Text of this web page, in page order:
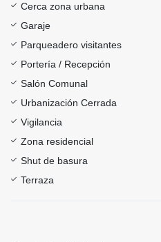
Cerca zona urbana
Garaje
Parqueadero visitantes
Portería / Recepción
Salón Comunal
Urbanización Cerrada
Vigilancia
Zona residencial
Shut de basura
Terraza